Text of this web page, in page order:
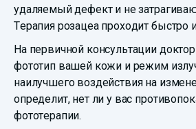
удаляемый дефект и не
Терапия розацеа проходит быстро
На первичной консультации
фототип вашей кожи и режим
наилучшего воздействия на
определит, нет ли у вас
фототерапии.